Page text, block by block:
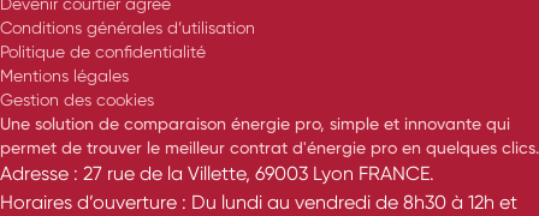
Devenir courtier agréé
Conditions générales d’utilisation
Politique de confidentialité
Mentions légales
Gestion des cookies
Une solution de comparaison énergie pro, simple et innovante qui
permet de trouver le meilleur contrat d'énergie pro en quelques clics.
Adresse : 27 rue de la Villette, 69003 Lyon FRANCE.
Horaires d’ouverture : Du lundi au vendredi de 8h30 à 12h et